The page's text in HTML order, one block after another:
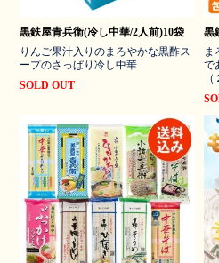
黒鉄屋青兵衛(冷し中華/2人前)10袋
りんご果汁入りのまろやかな黒酢ス
ープのさっぱり冷し中華
SOLD OUT
黒
ま
で